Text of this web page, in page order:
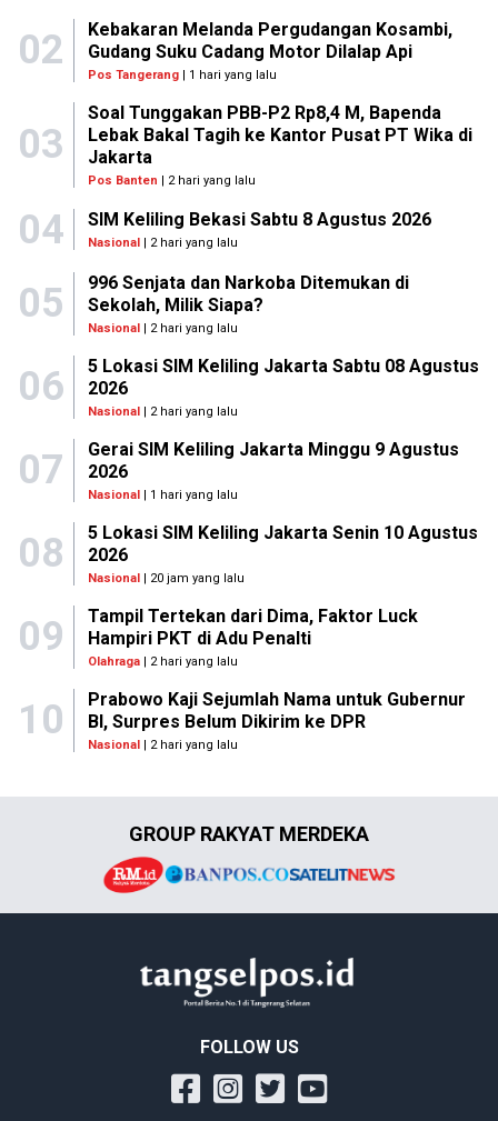
02
Kebakaran Melanda Pergudangan Kosambi,
Gudang Suku Cadang Motor Dilalap Api
Pos Tangerang| 1 hari yang lalu
03
Soal Tunggakan PBB-P2 Rp8,4 M, Bapenda
Lebak Bakal Tagih ke Kantor Pusat PT Wika di
Jakarta
Pos Banten | 2 hari yang lalu
04 SIM Keliling Bekasi Sabtu 8 Agustus 2026
Nasional | 2 hari yang lalu
05
996 Senjata dan Narkoba Ditemukan di
Sekolah, Milik Siapa?
Nasional| 2 hari yang lalu
06
5 Lokasi SIM Keliling Jakarta Sabtu 08 Agustus
2026
Nasional| 2 hari yang lalu
07
Gerai SIM Keliling Jakarta Minggu 9 Agustus
2026
Nasional| 1 hari yang lalu
08
5 Lokasi SIM Keliling Jakarta Senin 10 Agustus
2026
Nasional| 20 jam yang lalu
09
Tampil Tertekan dari Dima, Faktor Luck
Hampiri PKT di Adu Penalti
Olahraga| 2 hari yang lalu
10
Prabowo Kaji Sejumlah Nama untuk Gubernur
BI, Surpres Belum Dikirim ke DPR
Nasional| 2 hari yang lalu
GROUP RAKYAT MERDEKA
FOLLOW US